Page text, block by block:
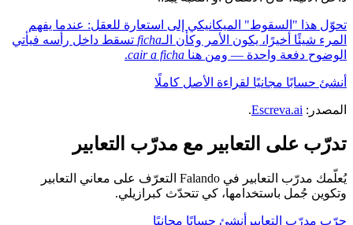
تحوّل هذا "السقوط" الميكانيكي إلى استعارة للعقل: عندما يفهم
المرء شيئًا أخيرًا، يكون الأمر وكأن الـficha تسقط داخل رأسه فيأتي
الوضوح دفعة واحدة — ومن هنا cair a ficha
.
أنشئ حسابًا مجانيًا لقراءة الأصل كاملًا
المصدر: Escreva.ai
.
تدرّب على التعابير مع مدرّب التعابير
يُعلّمك مدرّب التعابير في Falando التعرّف على معاني التعابير
وتكوين جُمل باستخدامها، كي تتحدّث كبرازيلي.
جرّب مدرّب التعابير أنشئ حسابًا مجانيًا